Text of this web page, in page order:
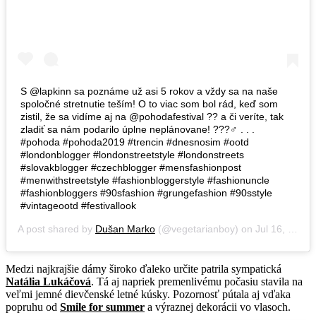
S @lapkinn sa poznáme už asi 5 rokov a vždy sa na naše
spoločné stretnutie teším! O to viac som bol rád, keď som
zistil, že sa vidíme aj na @pohodafestival ?? a či veríte, tak
zladiť sa nám podarilo úplne neplánovane! ???‍♂️ . . .
#pohoda #pohoda2019 #trencin #dnesnosim #ootd
#londonblogger #londonstreetstyle #londonstreets
#slovakblogger #czechblogger #mensfashionpost
#menwithstreetstyle #fashionbloggerstyle #fashionuncle
#fashionbloggers #90sfashion #grungefashion #90sstyle
#vintageootd #festivallook
A post shared by Dušan Marko (@vegetarianboy) on Jul 16, 2019 at 5:29am PDT
Medzi najkrajšie dámy široko ďaleko určite patrila sympatická
Natália Lukáčová. Tá aj napriek premenlivému počasiu stavila na
veľmi jemné dievčenské letné kúsky. Pozornosť pútala aj vďaka
popruhu od Smile for summer a výraznej dekorácii vo vlasoch.